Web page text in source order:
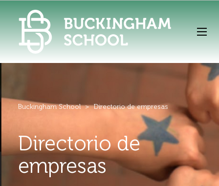
Buckingham School > Directorio de empresas
Directorio de
empresas